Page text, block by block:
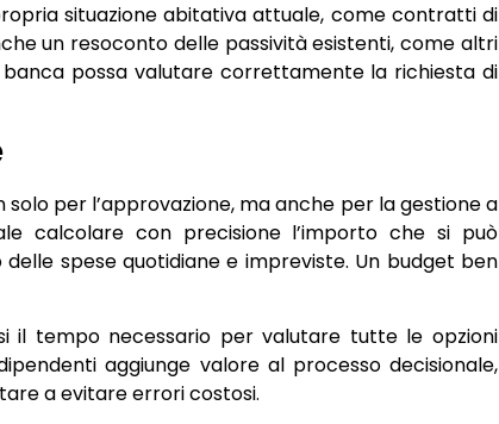
situazione abitativa attuale, come contratti di
un resoconto delle passività esistenti, come altri
possa valutare correttamente la richiesta di
per l’approvazione, ma anche per la gestione a
calcolare con precisione l’importo che si può
spese quotidiane e impreviste. Un budget ben
il tempo necessario per valutare tutte le opzioni
aggiunge valore al processo decisionale,
a evitare errori costosi.